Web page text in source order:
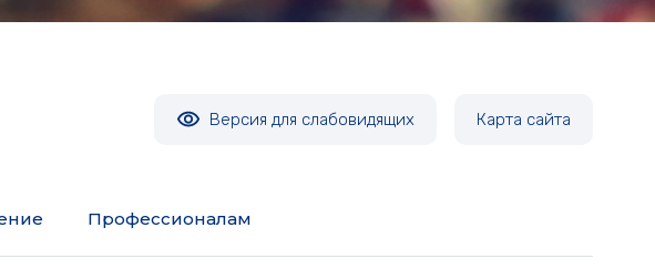
Версия для слабовидящих Карта сайта
Профессионалам